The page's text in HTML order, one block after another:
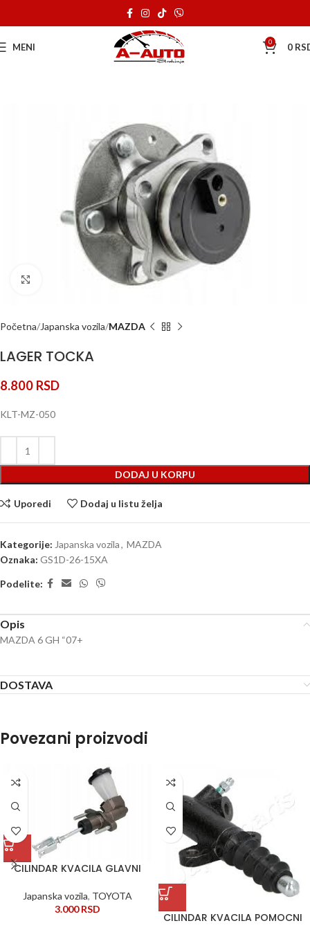
MENI 0 0
Klik za uvećanje
Početna Japanska vozila MAZDA
LAGER TOCKA
8.800 RSD
KLT-MZ-050
DODAJ U KORPU
Uporedi Dodaj u listu želja
Kategorije: Japanska vozila, MAZDA
Oznaka: GS1D-26-15XA
Podelite:
Opis
MAZDA 6 GH “07+
DOSTAVA
Povezani proizvodi
CILINDAR KVACILA GLAVNI
Japanska vozila, TOYOTA
3.000RSD
CILINDAR KVACILA POMOCNI